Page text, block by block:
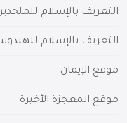
التعريف بالإسلام
التعريف بالإسلام
موقع الإيمان
موقع المعجزة الأخيرة